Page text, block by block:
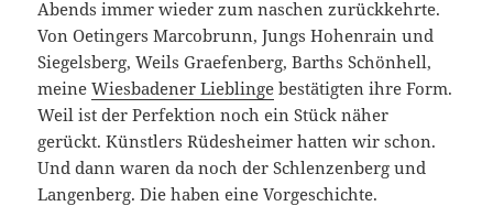
Abends immer wieder zum naschen zurückkehrte.
Von Oetingers Marcobrunn, Jungs Hohenrain und
Siegelsberg, Weils Graefenberg, Barths Schönhell,
meineWiesbadener Lieblinge bestätigten ihre Form.
Weil ist der Perfektion noch ein Stück näher
gerückt. Künstlers Rüdesheimer hatten wir schon.
Und dann waren da noch der Schlenzenberg und
Langenberg. Die haben eine Vorgeschichte.